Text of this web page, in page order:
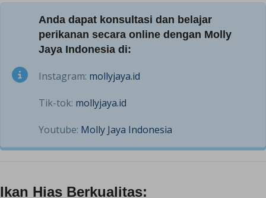
Anda dapat konsultasi dan belajar
perikanan secara online dengan Molly
Jaya Indonesia di:
Instagram: mollyjaya.id
Tik-tok: mollyjaya.id
Youtube: Molly Jaya Indonesia
Ikan Hias Berkualitas: